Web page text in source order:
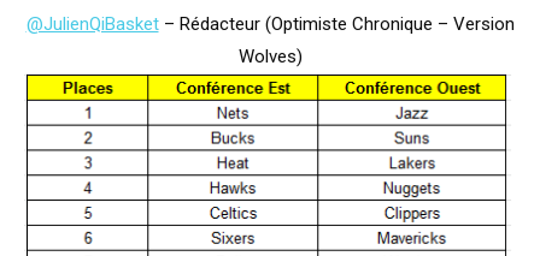
@JulienQiBasket– Rédacteur (Optimiste Chronique – Version
Wolves)